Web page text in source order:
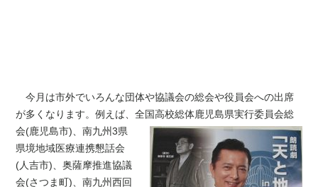
今月は市外でいろんな団体や協議会の総会や役員会への出席
が多くなります。例えば、全国 高校総体鹿児島県実行委員会総
会(鹿児島市)、南九州3県
県境地域医療連携懇話会
(人吉市)、奥薩摩推進協議
会(さつま町)、南九州西回